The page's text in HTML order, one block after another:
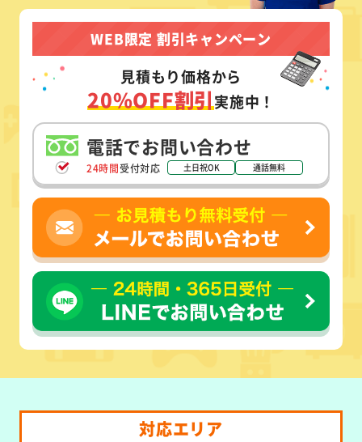
WEB限定 割引キャンペーン
見積もり価格から
20%OFF割引実施中！
電話でお問い合わせ
24時間受付対応 土日祝OK 通話無料
対応エリア